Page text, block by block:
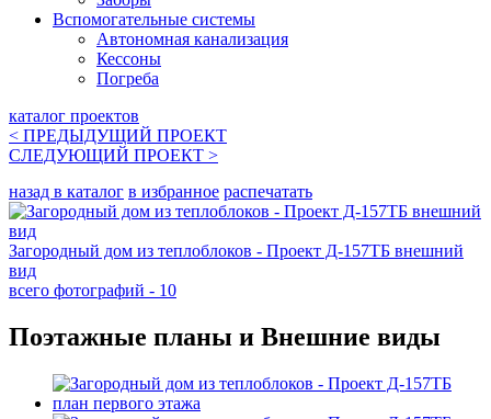
Вспомогательные системы
Автономная канализация
Кессоны
Погреба
каталог проектов
< ПРЕДЫДУЩИЙ ПРОЕКТ
СЛЕДУЮЩИЙ ПРОЕКТ >
назад в каталог в избранное распечатать
Загородный дом из теплоблоков - Проект Д-157ТБ внешний
вид
всего фотографий - 10
Поэтажные планы и Внешние виды